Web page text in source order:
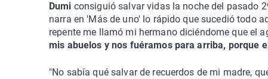
Dumi consiguió salvar vidas la noche del pasado
narra en 'Más de uno' lo rápido que sucedió todo
repente me llamó mi hermano diciéndome que el
mis abuelos y nos fuéramos para arriba, porque
"No sabía qué salvar de recuerdos de mi madre,